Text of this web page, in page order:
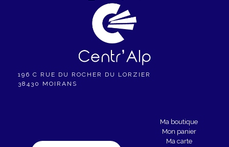
e196 C RUE DU ROCHER DU LORZIER
38430 MOIRANS
Ma boutique
Mon panier
Ma carte